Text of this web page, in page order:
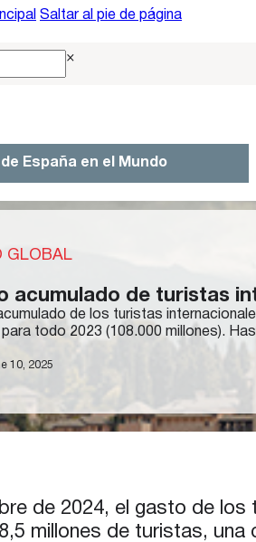
Saltar al pie de página
×
España en el Mundo
GLOBAL
acumulado de turistas
de los turistas
todo 2023 (108.000 millones).
10, 2025
de 2024, el gasto de
millones de turistas,